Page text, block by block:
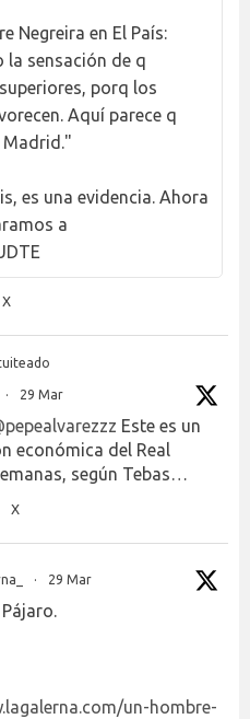
Negreira en El País:
la sensación de q
porq los
Aquí parece q
Madrid."
es una evidencia. Ahora
a
X
· 29 Mar
Este es un
económica del Real
según Tebas…
X
· 29 Mar
un-hombre-